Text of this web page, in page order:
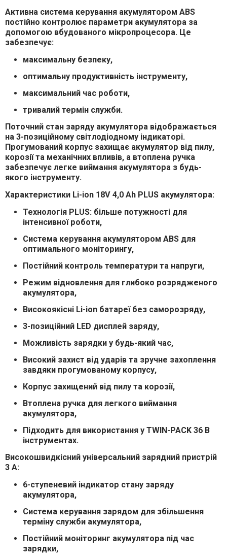
Активна система керування акумулятором ABS
постійно контролює параметри акумулятора за
допомогою вбудованого мікропроцесора. Це
забезпечує:
максимальну безпеку,
оптимальну продуктивність інструменту,
максимальний час роботи,
тривалий термін служби.
Поточний стан заряду акумулятора відображається
на 3-позиційному світлодіодному індикаторі.
Прогумований корпусзахищає акумулятор від пилу,
корозії та механічних впливів, а втоплена ручка
забезпечує легке виймання акумулятора з будь-
якого інструменту.
Характеристики Li-ion 18V 4,0 Ah PLUS акумулятора:
Технологія PLUS: більше потужності для
інтенсивної роботи,
Система керування акумулятором ABSдля
оптимального моніторингу,
Постійний контроль температури та напруги,
Режим відновлення для глибоко розрядженого
акумулятора,
Високоякісні Li-ion батареї без саморозряду,
3-позиційний LED дисплей заряду,
Можливість зарядки у будь-який час,
Високий захист від ударів та зручне захоплення
завдяки прогумованому корпусу,
Корпус захищений від пилу та корозії,
Втоплена ручка для легкого виймання
акумулятора,
Підходить для використання у TWIN-PACK 36 В
інструментах.
Високошвидкісний універсальний зарядний пристрій
3 А:
6-ступеневий індикатор стану заряду
акумулятора,
Система керування зарядом для збільшення
терміну служби акумулятора,
Постійний моніторинг акумулятора під час
зарядки,